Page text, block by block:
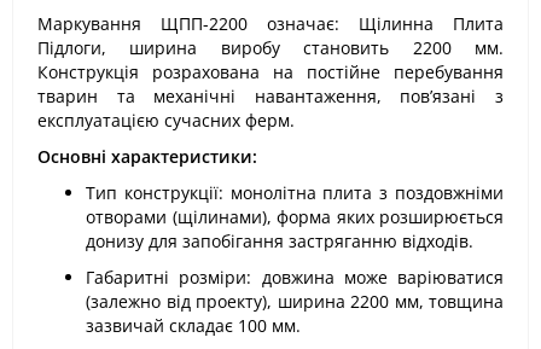
Маркування ЩПП-2200 означає: Щілинна Плита
Підлоги, ширина виробу становить 2200 мм.
Конструкція розрахована на постійне перебування
тварин та механічні навантаження, пов’язані з
експлуатацією сучасних ферм.
Основні характеристики:
Тип конструкції: монолітна плита з поздовжніми
отворами (щілинами), форма яких розширюється
донизу для запобігання застряганню відходів.
Габаритні розміри: довжина може варіюватися
(залежно від проекту), ширина 2200 мм, товщина
зазвичай складає 100 мм.